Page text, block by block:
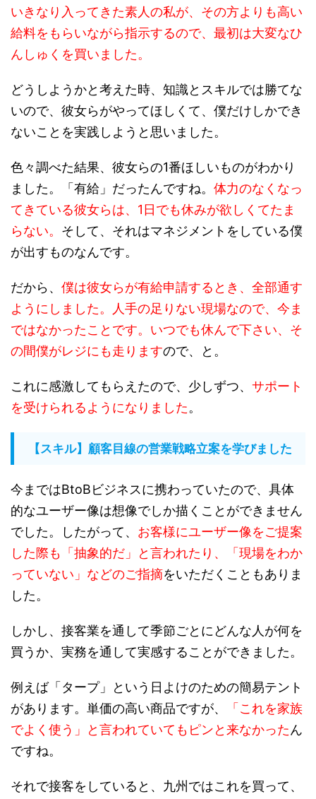
いきなり入ってきた素人の私が、その方よりも高い
給料をもらいながら指示するので、最初は大変なひ
んしゅくを買いました。
どうしようかと考えた時、知識とスキルでは勝てな
いので、 彼女らがやってほしくて、僕だけしかでき
ないことを実践しようと思いました。
色々調べた結果、彼女らの1番ほしいものがわかり
ました。「有給」だったんですね。 体力のなくなっ
てきている彼女らは、1日でも休みが欲しくてたま
らない。 そして、それはマネジメントをしている僕
が出すものなんです。
だから、 僕は彼女らが有給申請するとき、全部通す
ようにしました。人手の足りない現場なので、今ま
ではなかったことです。いつでも休んで下さい、そ
の間僕がレジにも走りますので、と。
これに感激してもらえたので、少しずつ、 サポート
を受けられるようになりました。
【スキル】顧客目線の営業戦略立案を学びました
今まではBtoBビジネスに携わっていたので、具体
的なユーザー像は想像でしか描くことができません
でした。したがって、 お客様にユーザー像をご提案
した際も「抽象的だ」と言われたり、「現場をわか
っていない」などのご指摘をいただくこともありま
した。
しかし、接客業を通して季節ごとにどんな人が何を
買うか、実務を通して実感することができました。
例えば「タープ」という日よけのための簡易テント
があります。単価の高い商品ですが、
「これを家族
でよく使う」と言われていてもピンと来なかったん
ですね。
それで接客をしていると、九州ではこれを買って、